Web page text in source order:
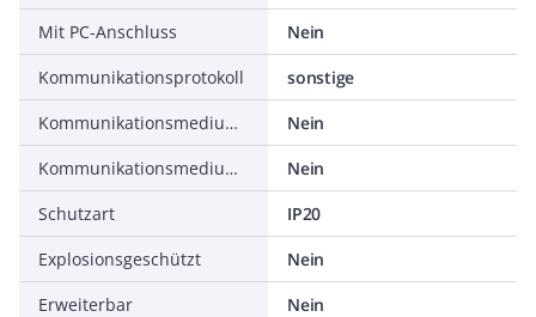
Mit PC-Anschluss
Nein
Kommunikationsprotokoll
sonstige
Kommunikationsmedium Kupfer
Nein
Kommunikationsmedium Glasfaser
Nein
Schutzart
IP20
Explosionsgeschützt
Nein
Erweiterbar
Nein